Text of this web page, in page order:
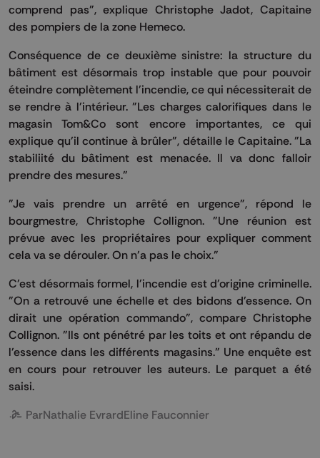
comprend pas", explique Christophe Jadot, Capitaine
des pompiers de la zone Hemeco.
Conséquence de ce deuxième sinistre: la structure du
bâtiment est désormais trop instable que pour pouvoir
éteindre complètement l'incendie, ce qui nécessiterait de
se rendre à l'intérieur. "Les charges calorifiques dans le
magasin Tom&Co sont encore importantes, ce qui
explique qu'il continue à brûler", détaille le Capitaine. "La
stabiliité du bâtiment est menacée. Il va donc falloir
prendre des mesures."
"Je vais prendre un arrêté en urgence", répond le
bourgmestre, Christophe Collignon. "Une réunion est
prévue avec les propriétaires pour expliquer comment
cela va se dérouler. On n'a pas le choix."
C'est désormais formel, l'incendie est d'origine criminelle.
"On a retrouvé une échelle et des bidons d'essence. On
dirait une opération commando", compare Christophe
Collignon. "Ils ont pénétré par les toits et ont répandu de
l'essence dans les différents magasins." Une enquête est
en cours pour retrouver les auteurs. Le parquet a été
saisi.
ParNathalie EvrardEline Fauconnier